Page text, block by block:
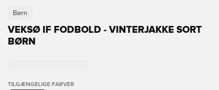
Børn
VEKSØ IF FODBOLD - VINTERJAKKE SORT
BØRN
TILGÆNGELIGE FARVER